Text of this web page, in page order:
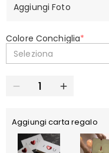
Aggiungi Foto
Colore Conchiglia*
Seleziona
Aggiungi carta regalo